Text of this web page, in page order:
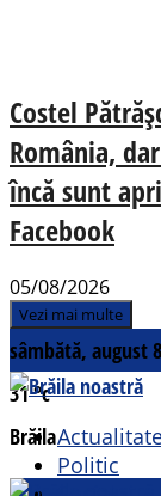
Costel
România,
încă sunt
Facebook
05/08/2026
Vezi mai multe
sâmbătă, august
31°c
Brăila
Politic